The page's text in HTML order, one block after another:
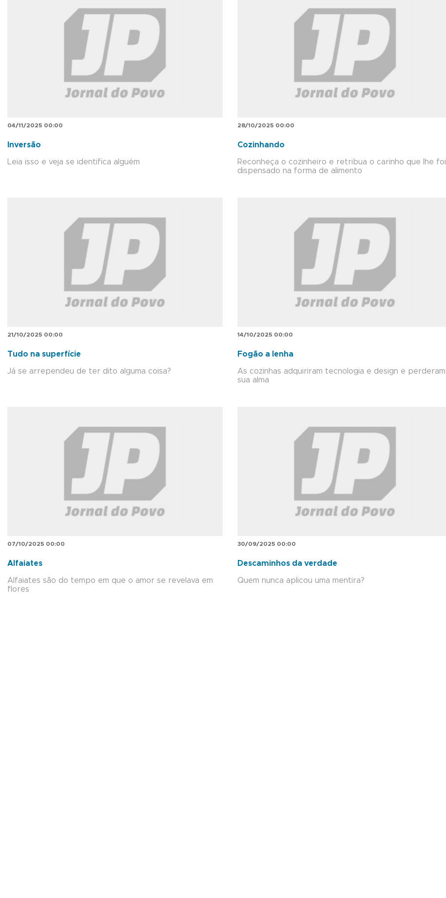
04/11/2025 00:00
Inversão
Leia isso e veja se identifica alguém
28/10/2025 00:00
Cozinhando
Reconheça o cozinheiro e retribua o carinho que lhe foi
dispensado na forma de alimento
21/10/2025 00:00
Tudo na superfície
Já se arrependeu de ter dito alguma coisa?
14/10/2025 00:00
Fogão a lenha
As cozinhas adquiriram tecnologia e design e perderam
sua alma
07/10/2025 00:00
Alfaiates
Alfaiates são do tempo em que o amor se revelava em
flores
30/09/2025 00:00
Descaminhos da verdade
Quem nunca aplicou uma mentira?